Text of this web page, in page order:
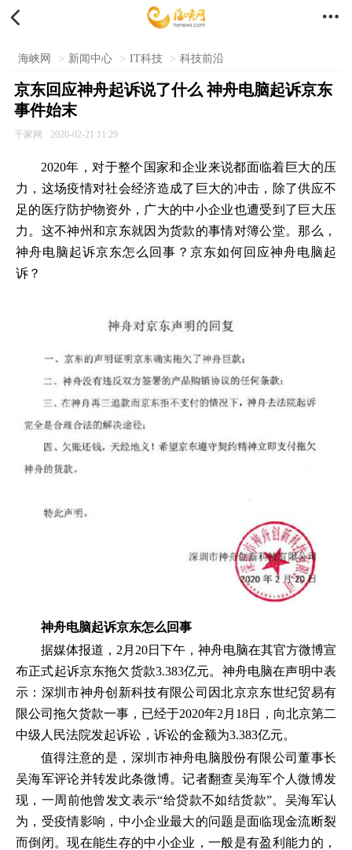
 
海峡网 > 新闻中心 > IT科技 > 科技前沿
京东回应神舟起诉说了什么 神舟电脑起诉京东
事件始末
千家网 2020-02-21 11:29
2020年，对于整个国家和企业来说都面临着巨大的压
力，这场疫情对社会经济造成了巨大的冲击，除了供应不
足的医疗防护物资外，广大的中小企业也遭受到了巨大压
力。这不神州和京东就因为货款的事情对簿公堂。那么，
神舟电脑起诉京东怎么回事？京东如何回应神舟电脑起
诉？
神舟电脑起诉京东怎么回事
据媒体报道，2月20日下午，神舟电脑在其官方微博宣
布正式起诉京东拖欠货款3.383亿元。神舟电脑在声明中表
示：深圳市神舟创新科技有限公司因北京京东世纪贸易有
限公司拖欠货款一事，已经于2020年2月18日，向北京第二
中级人民法院发起诉讼，诉讼的金额为3.383亿元。
值得注意的是，深圳市神舟电脑股份有限公司董事长
吴海军评论并转发此条微博。记者翻查吴海军个人微博发
现，一周前他曾发文表示“给贷款不如结货款”。吴海军认
为，受疫情影响，中小企业最大的问题是面临现金流断裂
而倒闭。现在能生存的中小企业，一般是有盈利能力的，